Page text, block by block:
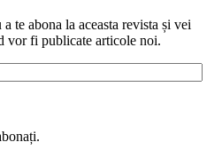
te abona la aceasta revista și vei
vor fi publicate articole noi.